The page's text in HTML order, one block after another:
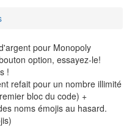
pour Monopoly
option, essayez-le!
!
refait pour un nombre illimité
bloc du code) +
noms émojis au hasard.